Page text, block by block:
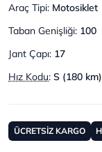
Araç Tipi: Motosiklet
Taban Genişliği: 100
Jant Çapı: 17
Hız Kodu: S (180 km)
ÜCRETSİZ KARGO